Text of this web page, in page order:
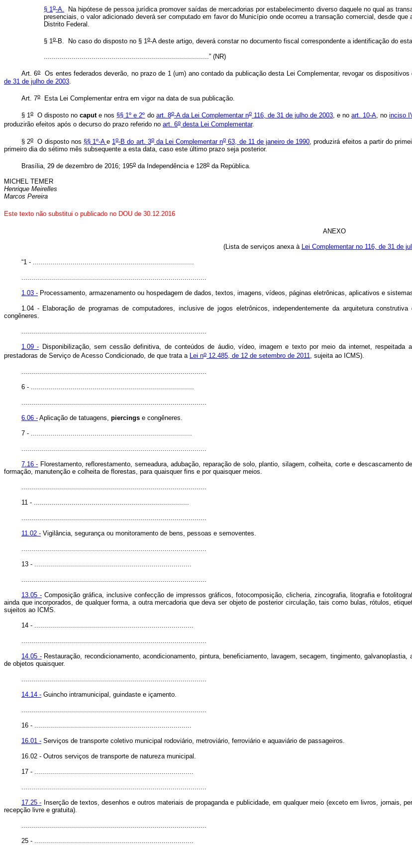
§ 1o-A.
Na hipótese de pessoa jurídica promover saídas de mercadorias por estabelecimento diverso daquele no qual as
presenciais, o valor adicionado deverá ser computado em favor do Município onde ocorreu a transação comercial, desde
Distrito Federal.
§ 1o-B. No caso do disposto no § 1o-A deste artigo, deverá constar no documento fiscal correspondente a identificação do
...................................................................................” (NR)
Art. 6oOs entes federados deverão, no prazo de 1 (um) ano contado da publicação desta Lei Complementar, revogar os
de 31 de julho de 2003
Art. 7o Esta Lei Complementar entra em vigor na data de sua publicação.
§ 1o O disposto nocaput e nos §§ 1º e 2º do art. 8o-A da Lei Complementar no116, de 31 de julho de 2003, e noart. 10-A, noinciso
produzirão efeitos após o decurso do prazo referido no art. 6o desta Lei Complementar.
§ 2oO disposto nos §§ 1º-Ae 1o-B do art. 3oda Lei Complementar no63, de 11 de janeiro de 1990 , produzirá efeitos a partir do
primeiro dia do sétimo mês subsequente a esta data, caso este último prazo seja posterior.
Brasília, 29 de dezembro de 2016; 195o da Independência e 128o da República.
MICHEL TEMER
Henrique Meirelles
Marcos Pereira
Este texto não substitui o publicado no DOU de 30.12.2016
ANEXO
(Lista de serviços anexa à Lei Complementar no 116, de 31 de
“1 - .................................................................................
.............................................................................................
1.03 - Processamento, armazenamento ou hospedagem de dados, textos, imagens, vídeos, páginas eletrônicas, aplicativos e
1.04 - Elaboração de programas de computadores, inclusive de jogos eletrônicos, independentemente da arquitetura
congêneres.
.............................................................................................
1.09 - Disponibilização, sem cessão definitiva, de conteúdos de áudio, vídeo, imagem e texto por meio da internet,
prestadoras de Serviço de Acesso Condicionado, de que trata a Lei no 12.485, de 12 de setembro de 2011, sujeita ao ICMS).
6 - ..................................................................................
6.06 - Aplicação de tatuagens, piercings e congêneres.
7 - .................................................................................
7.16 - Florestamento, reflorestamento, semeadura, adubação, reparação de solo, plantio, silagem, colheita, corte e
formação, manutenção e colheita de florestas, para quaisquer fins e por quaisquer meios.
11 - ..............................................................................
11.02 - Vigilância, segurança ou monitoramento de bens, pessoas e semoventes.
13 - ...............................................................................
13.05 -Composição gráfica, inclusive confecção de impressos gráficos, fotocomposição, clicheria, zincografia, litografia e
ainda que incorporados, de qualquer forma, a outra mercadoria que deva ser objeto de posterior circulação, tais como bulas, rótulos,
sujeitos ao ICMS.
14 - ................................................................................
14.05 -Restauração, recondicionamento, acondicionamento, pintura, beneficiamento, lavagem, secagem, tingimento,
de objetos quaisquer.
14.14 - Guincho intramunicipal, guindaste e içamento.
16 - ...............................................................................
16.01 - Serviços de transporte coletivo municipal rodoviário, metroviário, ferroviário e aquaviário de passageiros.
16.02 - Outros serviços de transporte de natureza municipal.
17 - ................................................................................
17.25 - Inserção de textos, desenhos e outros materiais de propaganda e publicidade, em qualquer meio (exceto em livros, jornais,
recepção livre e gratuita).
25 - ................................................................................